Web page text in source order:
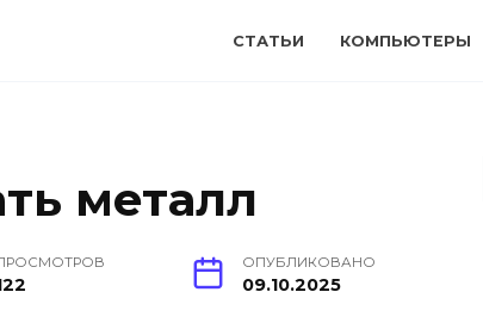
СТАТЬИ КОМПЬЮТЕРЫ
металл
ОПУБЛИКОВАНО
09.10.2025